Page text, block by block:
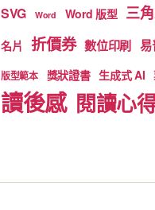
SVG Word Word 版型 三
名片 折價券 數位印刷 易
版型範本 獎狀證書 生成式 AI
讀後感 閱讀心